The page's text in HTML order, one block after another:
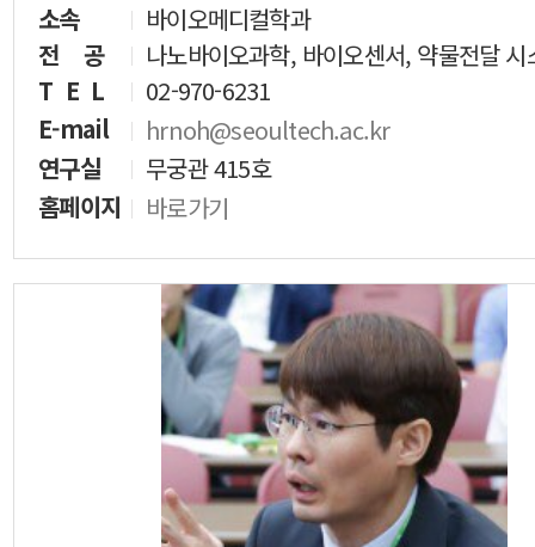
소속
바이오메디컬학과
전 공
나노바이오과학, 바이오센서, 약물전달 시
T E L
02-970-6231
E-mail
hrnoh@seoultech.ac.kr
연구실
무궁관 415호
홈페이지
바로가기